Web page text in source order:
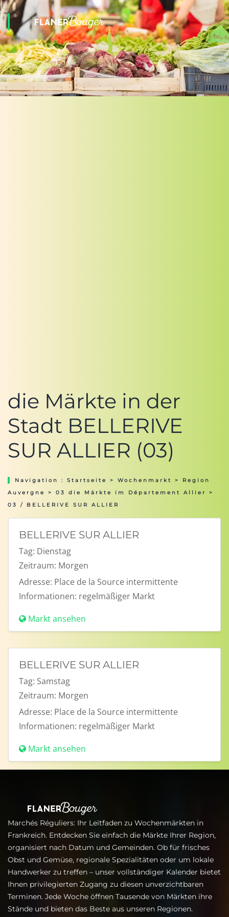
die Märkte in der
Stadt BELLERIVE
SUR ALLIER (03)
Navigation : Startseite > Wochenmarkt > Region
Auvergne
> 03 die Märkte im Département Allier
>
03 / BELLERIVE SUR ALLIER
BELLERIVE SUR ALLIER
Tag: Dienstag
Zeitraum: Morgen
Adresse: Place de la Source intermittente
Informationen: regelmäßiger Markt
Markt ansehen
BELLERIVE SUR ALLIER
Tag: Samstag
Zeitraum: Morgen
Adresse: Place de la Source intermittente
Informationen: regelmäßiger Markt
Markt ansehen
Marchés Réguliers: Ihr Leitfaden zu Wochenmärkten in
Frankreich. Entdecken Sie einfach die Märkte Ihrer Region,
organisiert nach Datum und Gemeinden. Ob für frisches
Obst und Gemüse, regionale Spezialitäten oder um lokale
Handwerker zu treffen – unser vollständiger Kalender bietet
Ihnen privilegierten Zugang zu diesen unverzichtbaren
Terminen. Jede Woche öffnen Tausende von Märkten ihre
Stände und bieten das Beste aus unseren Regionen.